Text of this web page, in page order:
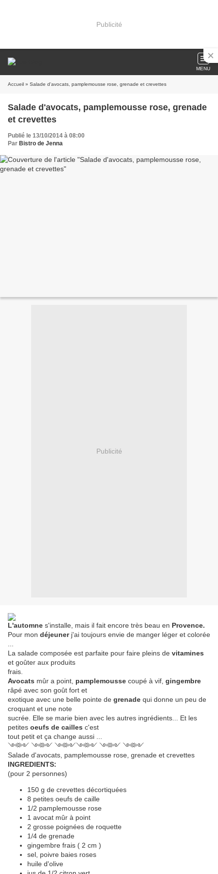
Publicité
MENU
Accueil » Salade d'avocats, pamplemousse rose, grenade et crevettes
Salade d'avocats, pamplemousse rose, grenade
et crevettes
Publié le 13/10/2014 à 08:00
Par Bistro de Jenna
Publicité
L'automne s'installe, mais il fait encore très beau en Provence.
Pour mon déjeunerj'ai toujours envie de manger léger et colorée
La salade composée est parfaite pour faire pleins de vitamines
et goûter aux produits
frais.
Avocats mûr a point, pamplemousse coupé à vif, gingembre
râpé avec son goût fort et
exotique avec une belle pointe de grenade qui donne un peu de
croquant et une note
sucrée. Elle se marie bien avec les autres ingrédients... Et les
petites oeufs de cailles c'est
tout petit et ça change aussi ...
༺༻ ༺༻ ༺༻༺༻ ༺༻ ༺༻
Salade d'avocats, pamplemousse rose, grenade et crevettes
INGREDIENTS:
(pour 2 personnes)
150 g de crevettes décortiquées
8 petites oeufs de caille
1/2 pamplemousse rose
1 avocat mûr à point
2 grosse poignées de roquette
1/4 de grenade
gingembre frais ( 2 cm )
sel, poivre baies roses
huile d'olive